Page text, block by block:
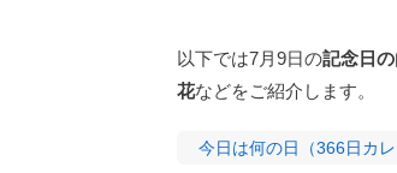
以下では7月9日の記念日
花などをご紹介します。
今日は何の日（366日カレ